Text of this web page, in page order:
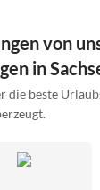
von
in
beste